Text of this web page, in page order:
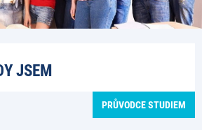
JSEM
PRŮVODCE STUDIEM